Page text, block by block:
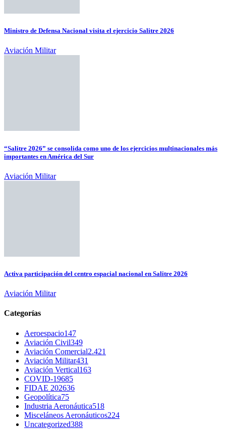
Ministro de Defensa Nacional visita el ejercicio Salitre 2026
Aviación Militar
“Salitre 2026” se consolida como uno de los ejercicios multinacionales más
importantes en América del Sur
Aviación Militar
Activa participación del centro espacial nacional en Salitre 2026
Aviación Militar
Categorías
Aeroespacio147
Aviación Civil349
Aviación Comercial2.421
Aviación Militar431
Aviación Vertical163
COVID-19685
FIDAE 202636
Geopolítica75
Industria Aeronáutica518
Misceláneos Aeronáuticos224
Uncategorized388